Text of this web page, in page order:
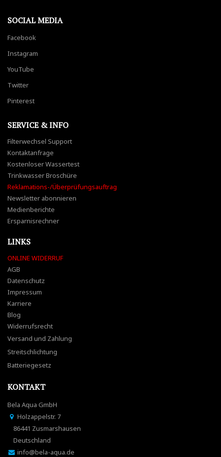
SOCIAL MEDIA
Facebook
Instagram
YouTube
Twitter
Pinterest
SERVICE & INFO
Filterwechsel Support
Kontaktanfrage
Kostenloser Wassertest
Trinkwasser Broschüre
Reklamations-/Überprüfungsauftrag
Newsletter abonnieren
Medienberichte
Ersparnisrechner
LINKS
ONLINE WIDERRUF
AGB
Datenschutz
Impressum
Karriere
Blog
Widerrufsrecht
Versand und Zahlung
Streitschlichtung
Batteriegesetz
KONTAKT
Bela Aqua GmbH
Holzappelstr. 7
86441 Zusmarshausen
Deutschland
info@bela-aqua.de